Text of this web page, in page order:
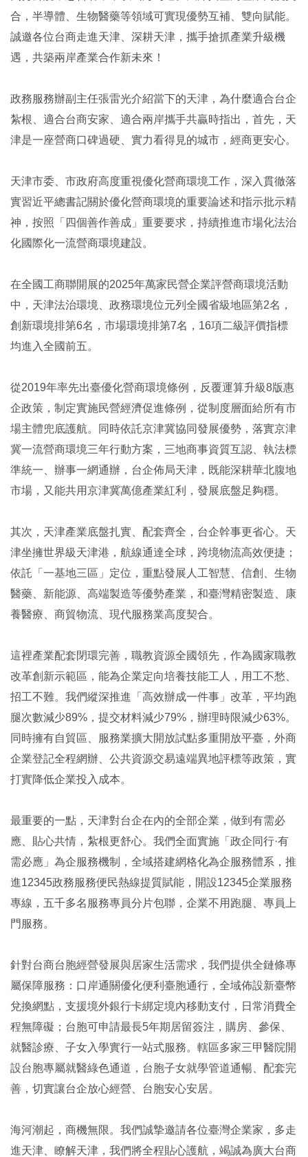
合，半導體、生物醫藥等領域可實現優勢互補、雙向賦能。
誠邀各位台商走進天津、深耕天津，攜手搶抓產業升級機
遇，共築兩岸產業合作新未來！
政務服務辦副主任張雷光介紹當下的天津，為什麼適合台企
紮根、適合台商安家、適合兩岸攜手共贏時指出，首先，天
津是一座營商口碑過硬、實力看得見的城市，經商更安心。
天津市委、市政府高度重視優化營商環境工作，深入貫徹落
實習近平總書記關於優化營商環境的重要論述和指示批示精
神，按照「四個善作善成」重要要求，持續推進市場化法治
化國際化一流營商環境建設。
在全國工商聯開展的2025年萬家民營企業評營商環境活動
中，天津法治環境、政務環境位元列全國省級地區第2名，
創新環境排第6名，市場環境排第7名，16項二級評價指標
均進入全國前五。
從2019年率先出臺優化營商環境條例，反覆運算升級8版惠
企政策，制定實施民營經濟促進條例，從制度層面給所有市
場主體兜底護航。同時依託京津冀協同發展優勢，落實京津
冀一流營商環境三年行動方案，三地商事資質互認、執法標
準統一、辦事一網通辦，台企佈局天津，既能深耕華北腹地
市場，又能共用京津冀萬億產業紅利，發展底盤足夠穩。
其次，天津產業底盤扎實、配套齊全，台企幹事更省心。天
津坐擁世界級天津港，航線通達全球，跨境物流高效便捷；
依託「一基地三區」定位，重點發展人工智慧、信創、生物
醫藥、新能源、高端製造等優勢產業，和臺灣精密製造、康
養醫療、商貿物流、現代服務業高度契合。
這裡產業配套閉環完善，職教資源全國領先，作為國家職教
改革創新示範區，能為企業定向培養技能工人，用工不愁、
招工不難。我們縱深推進「高效辦成一件事」改革，平均跑
腿次數減少89%，提交材料減少79%，辦理時限減少63%。
同時擁有自貿區、服務業擴大開放試點多重開放平臺，外商
企業登記全程網辦、公共資源交易遠端異地評標等政策，實
打實降低企業投入成本。
最重要的一點，天津對台企在內的全部企業，做到有需必
應、貼心共情，紮根更舒心。我們全面實施「政企同行·有
需必應」為企服務機制，全域搭建網格化為企服務體系，推
進12345政務服務便民熱線提質賦能，開設12345企業服務
專線，五千多名服務專員分片包聯，企業不用跑腿、專員上
門服務。
針對台商台胞經營發展與居家生活需求，我們提供全鏈條專
屬保障服務：口岸通關優化便利臺胞通行，全域佈設新臺幣
兌換網點，支援境外銀行卡綁定境內移動支付，日常消費全
程無障礙；台胞可申請最長5年期居留簽注，購房、參保、
就醫診療、子女入學實行一站式服務。轄區多家三甲醫院開
設台胞專屬就醫綠色通道，台胞子女就學管道通暢、配套完
善，切實讓台企放心經營、台胞安心安居。
海河潮起，商機無限。我們誠摯邀請各位臺灣企業家，多走
進天津、瞭解天津，我們將全程貼心護航，竭誠為廣大台商